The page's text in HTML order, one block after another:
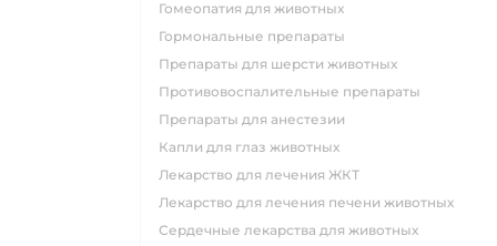
Гомеопатия для животных
Гормональные препараты
Препараты для шерсти животных
Противовоспалительные препараты
Препараты для анестезии
Капли для глаз животных
Лекарство для лечения ЖКТ
Лекарство для лечения печени животных
Сердечные лекарства для животных